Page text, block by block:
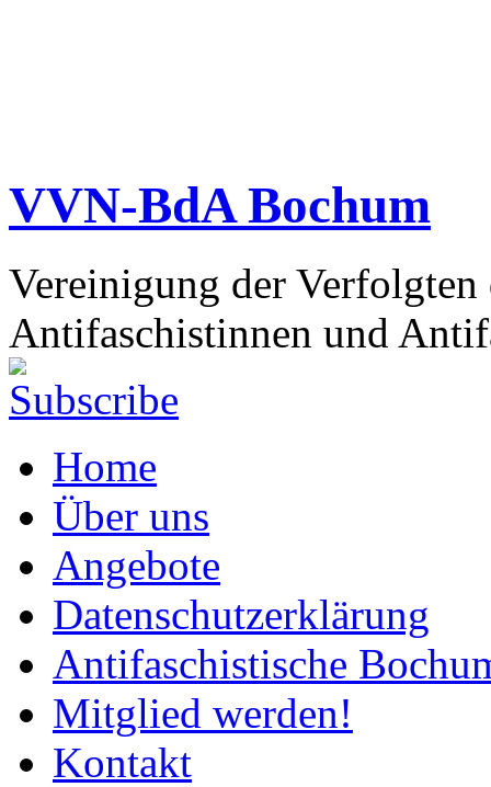
VVN-BdA Bochum
Vereinigung der
Antifaschistinnen und
Home
Über uns
Angebote
Datenschutzerklärung
Antifaschistische
Mitglied werden!
Kontakt